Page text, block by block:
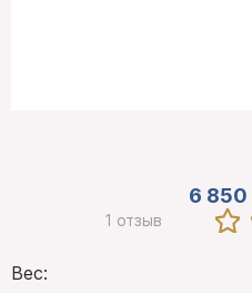
6 850
1 отзыв
Вес: